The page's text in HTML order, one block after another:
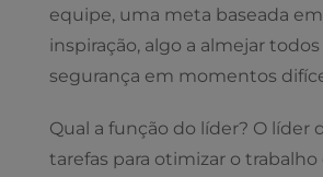
equipe, uma meta baseada
inspiração, algo a almejar todos
segurança em momentos
Qual a função do líder? O líder
tarefas para otimizar o trabalho